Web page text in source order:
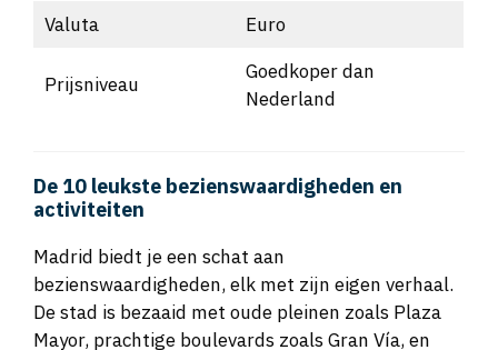
Valuta
Euro
Prijsniveau
Goedkoper dan
Nederland
De 10 leukste bezienswaardigheden en
activiteiten
Madrid biedt je een schat aan
bezienswaardigheden, elk met zijn eigen verhaal.
De stad is bezaaid met oude pleinen zoals Plaza
Mayor, prachtige boulevards zoals Gran Vía, en